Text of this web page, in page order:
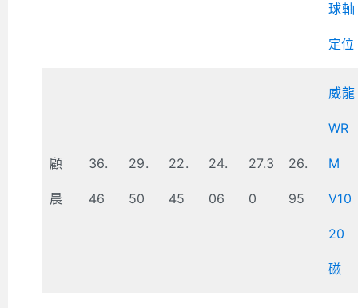
球軸
定位
顧
晨
36.
46
29.
50
22.
45
24.
06
27.3
0
26.
95
威龍
WR
M
V10
20
磁